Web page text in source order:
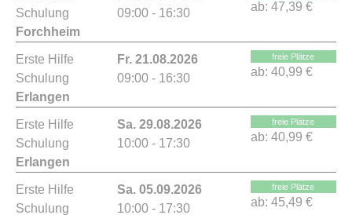
Schulung
Forchheim
09:00 - 16:30
ab: 47,39 €
Erste Hilfe
Schulung
Erlangen
Fr. 21.08.2026
09:00 - 16:30
freie Plätze
ab: 40,99 €
Erste Hilfe
Schulung
Erlangen
Sa. 29.08.2026
10:00 - 17:30
freie Plätze
ab: 40,99 €
Erste Hilfe
Schulung
Sa. 05.09.2026
10:00 - 17:30
freie Plätze
ab: 45,49 €